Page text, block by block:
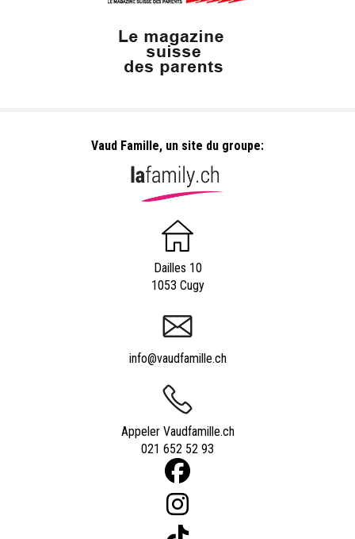
Vaud Famille, un site du groupe:
Dailles 10
1053 Cugy
info@vaudfamille.ch
Appeler Vaudfamille.ch
021 652 52 93